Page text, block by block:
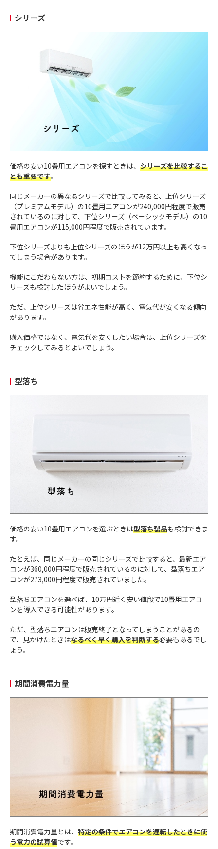
シリーズ
価格の安い10畳用エアコンを探すときは、 シリーズを比較するこ
とも重要です。
同じメーカーの異なるシリーズで比較してみると、上位シリーズ
（プレミアムモデル）の10畳用エアコンが240,000円程度で販売
されているのに対して、下位シリーズ（ベーシックモデル）の10
畳用エアコンが115,000円程度で販売されています。
下位シリーズよりも上位シリーズのほうが12万円以上も高くなっ
てしまう場合があります。
機能にこだわらない方は、初期コストを節約するために、下位シ
リーズも検討したほうがよいでしょう。
ただ、上位シリーズは省エネ性能が高く、電気代が安くなる傾向
があります。
購入価格ではなく、電気代を安くしたい場合は、上位シリーズを
チェックしてみるとよいでしょう。
型落ち
価格の安い10畳用エアコンを選ぶときは型落ち製品も検討できま
す。
たとえば、同じメーカーの同じシリーズで比較すると、最新エア
コンが360,000円程度で販売されているのに対して、型落ちエア
コンが273,000円程度で販売されていました。
型落ちエアコンを選べば、10万円近く安い値段で10畳用エアコ
ンを導入できる可能性があります。
ただ、型落ちエアコンは販売終了となってしまうことがあるの
で、見かけたときはなるべく早く購入を判断する必要もあるでし
ょう。
期間消費電力量
期間消費電力量とは、 特定の条件でエアコンを運転したときに使
う電力の試算値です。